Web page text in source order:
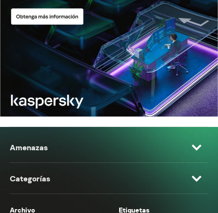
Amenazas
Categorías
Archivo Etiquetas